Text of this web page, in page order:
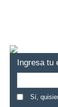
Ingresa tu
Sí,